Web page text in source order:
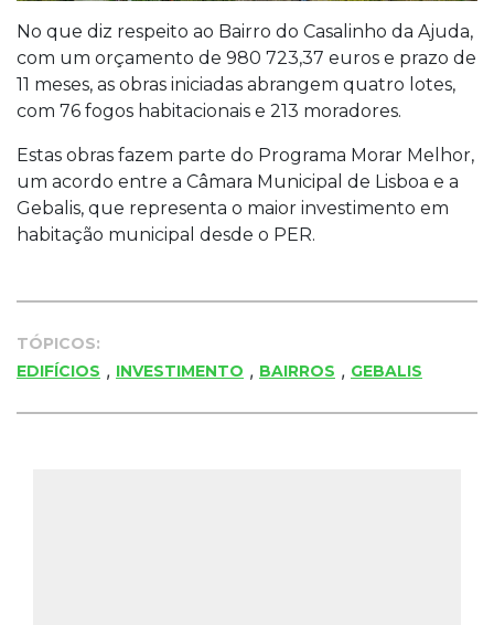
No que diz respeito ao Bairro do Casalinho da Ajuda,
com um orçamento de 980 723,37 euros e prazo de
11 meses, as obras iniciadas abrangem quatro lotes,
com 76 fogos habitacionais e 213 moradores.
Estas obras fazem parte do Programa Morar Melhor,
um acordo entre a Câmara Municipal de Lisboa e a
Gebalis, que representa o maior investimento em
habitação municipal desde o PER.
TÓPICOS:
EDIFÍCIOS , INVESTIMENTO , BAIRROS , GEBALIS